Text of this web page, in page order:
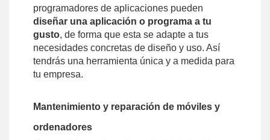
programadores de aplicaciones pueden
diseñar una aplicación o programa a tu
gusto, de forma que esta se adapte a tus
necesidades concretas de diseño y uso. Así
tendrás una herramienta única y a medida para
tu empresa.
Mantenimiento y reparación de móviles y
ordenadores